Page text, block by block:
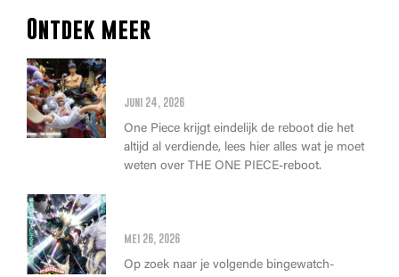
Ontdek meer
juni 24, 2026
One Piece krijgt eindelijk de reboot die het
altijd al verdiende, lees hier alles wat je moet
weten over THE ONE PIECE-reboot.
mei 26, 2026
Op zoek naar je volgende bingewatch-